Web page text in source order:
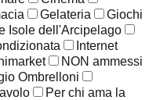
Gelateria
Giochi
Isole dell'Arcipelago
Internet
NON ammessi
Ombrelloni
Per chi ama la